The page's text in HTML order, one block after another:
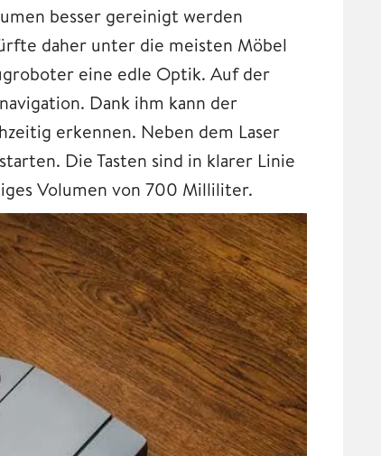
besser gereinigt werden
daher unter die meisten Möbel
eine edle Optik. Auf der
Dank ihm kann der
erkennen. Neben dem Laser
Die Tasten sind in klarer Linie
Volumen von 700 Milliliter.